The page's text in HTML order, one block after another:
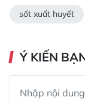
sốt xuất huyết
Ý KIẾN